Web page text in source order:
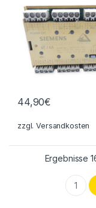
44,90€
zzgl.Versandkosten
Ergebnisse
1